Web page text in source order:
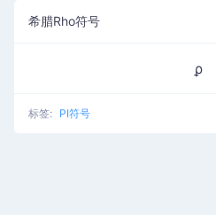
希腊Rho符号
ϼ
标签: PI符号